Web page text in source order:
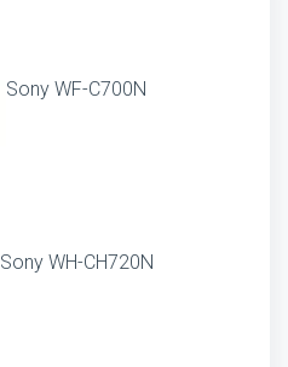
Sony WF-C700N
Sony WH-CH720N